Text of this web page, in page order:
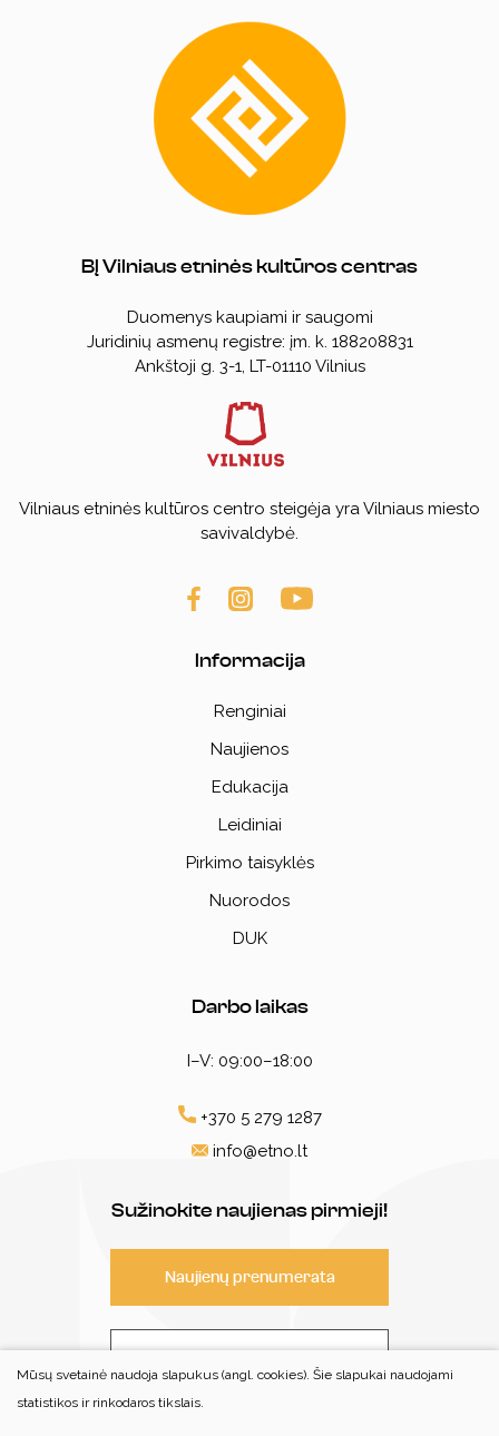
BĮ Vilniaus etninės kultūros centras
Duomenys kaupiami ir saugomi
Juridinių asmenų registre: įm. k. 188208831
Ankštoji g. 3-1, LT-01110 Vilnius
Vilniaus etninės kultūros centro steigėja yra Vilniaus miesto
savivaldybė.
Informacija
Renginiai
Naujienos
Edukacija
Leidiniai
Pirkimo taisyklės
Nuorodos
DUK
Darbo laikas
I–V: 09:00–18:00
+370 5 279 1287
info@etno.lt
Sužinokite naujienas pirmieji!
Naujienų prenumerata
Mūsų svetainė naudoja slapukus (angl. cookies). Šie slapukai naudojami
statistikos ir rinkodaros tikslais.